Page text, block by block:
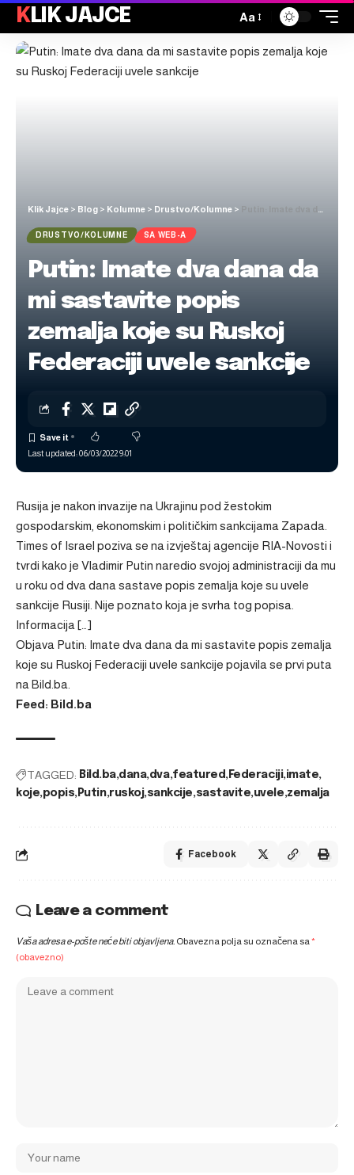
KLIK JAJCE Aa
Klik Jajce > Blog > Kolumne > Drustvo/Kolumne >
DRUSTVO/KOLUMNE SA WEB-A
Putin: Imate dva dana da
mi sastavite popis
zemalja koje su Ruskoj
Federaciji uvele sankcije
Last updated: 06/03/2022 9:01
Rusija je nakon invazije na Ukrajinu pod žestokim
gospodarskim, ekonomskim i političkim sankcijama Zapada.
Times of Israel poziva se na izvještaj agencije RIA-Novosti i
tvrdi kako je Vladimir Putin naredio svojoj administraciji da mu
u roku od dva dana sastave popis zemalja koje su uvele
sankcije Rusiji. Nije poznato koja je svrha tog popisa.
Informacija […]
Objava Putin: Imate dva dana da mi sastavite popis zemalja
koje su Ruskoj Federaciji uvele sankcije pojavila se prvi puta
na Bild.ba
Feed: Bild.ba
TAGGED: Bild.ba dana dva featured Federaciji imate
koje popis Putin ruskoj sankcije sastavite uvele zemalja
Facebook
Leave a comment
Vaša adresa e-pošte neće biti objavljena. Obavezna polja su označena sa*
(obavezno)